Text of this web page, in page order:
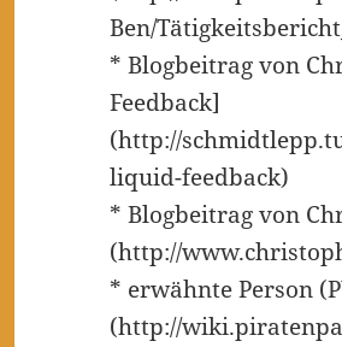
Ben/
* Blogbeitrag von
Feedback]
(http://
liquid-feedback)
* Blogbeitrag von
(http://
* erwähnte Person
(http://